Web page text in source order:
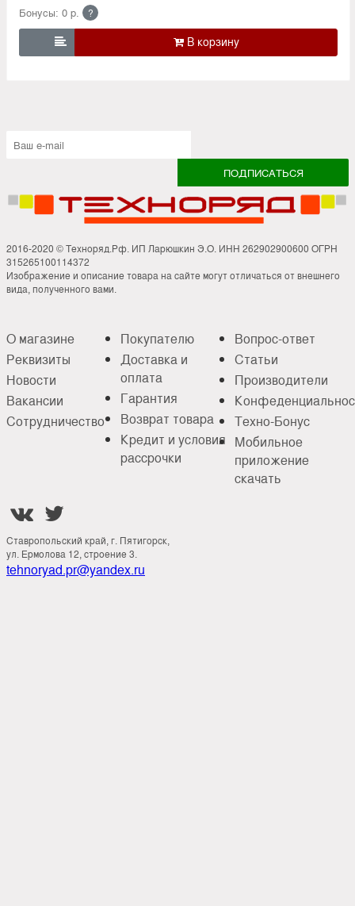
Бонусы: 0 р. ?

2016-2020 © Техноряд.Рф. ИП Ларюшкин Э.О. ИНН 262902900600 ОГРН
315265100114372
Изображение и описание товара на сайте могут отличаться от внешнего
вида, полученного вами.
О магазине
Реквизиты
Новости
Вакансии
Сотрудничество
Покупателю
Доставка и
оплата
Гарантия
Возврат товара
Кредит и условия
рассрочки
Вопрос-ответ
Статьи
Производители
Техно-Бонус
Мобильное
приложение
скачать
 
Ставропольский край, г. Пятигорск,
ул. Ермолова 12, строение 3.
tehnoryad.pr@yandex.ru